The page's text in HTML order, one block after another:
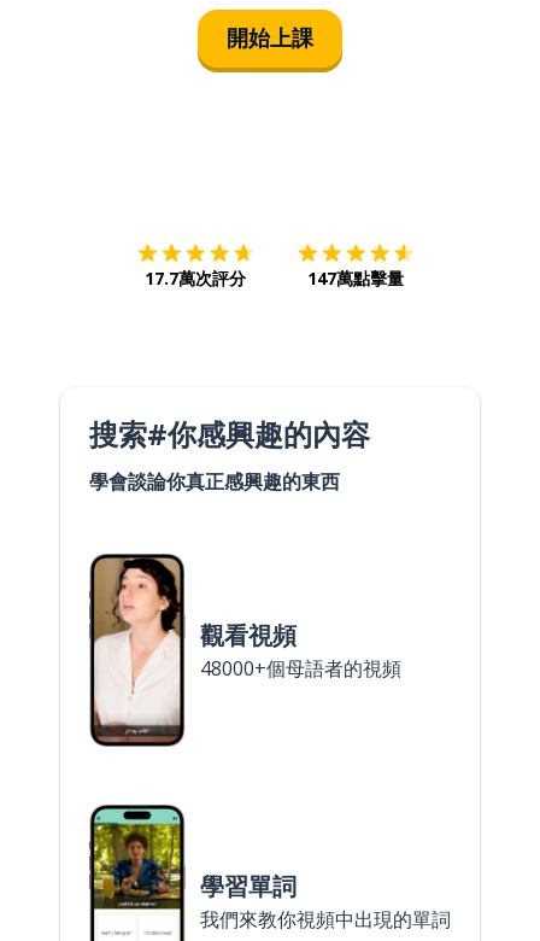
開始上課
17.7萬次評分 147萬點擊量
搜索#你感興趣的內容
學會談論你真正感興趣的東西
觀看視頻
48000+個母語者的視頻
學習單詞
我們來教你視頻中出現的單詞